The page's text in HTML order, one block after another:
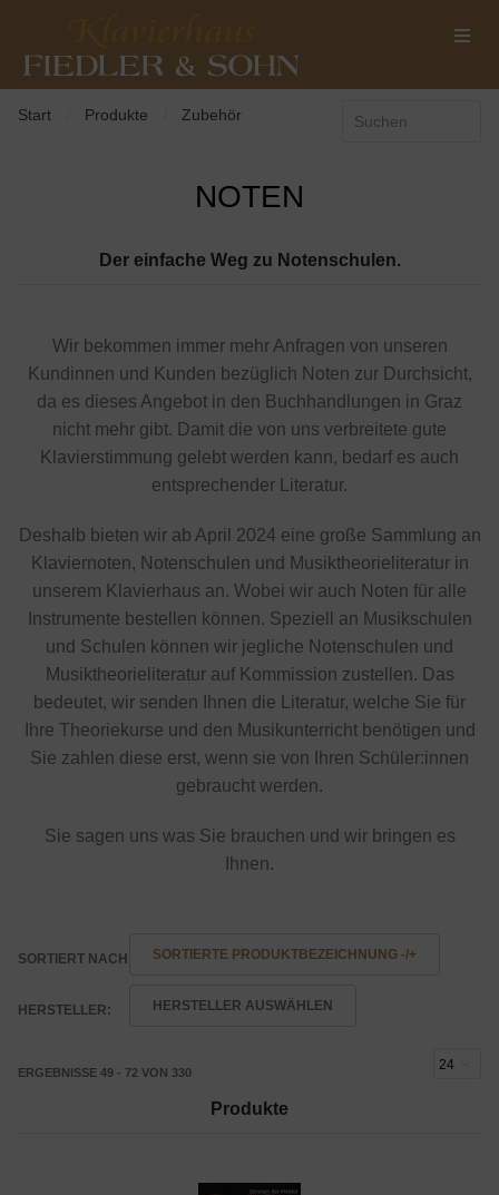
Start Produkte Zubehör
NOTEN
Der einfache Weg zu Notenschulen.
Wir bekommen immer mehr Anfragen von unseren
Kundinnen und Kunden bezüglich Noten zur Durchsicht,
da es dieses Angebot in den Buchhandlungen in Graz
nicht mehr gibt. Damit die von uns verbreitete gute
Klavierstimmung gelebt werden kann, bedarf es auch
entsprechender Literatur.
Deshalb bieten wir ab April 2024 eine große Sammlung an
Klaviernoten, Notenschulen und Musiktheorieliteratur in
unserem Klavierhaus an. Wobei wir auch Noten für alle
Instrumente bestellen können. Speziell an Musikschulen
und Schulen können wir jegliche Notenschulen und
Musiktheorieliteratur auf Kommission zustellen. Das
bedeutet, wir senden Ihnen die Literatur, welche Sie für
Ihre Theoriekurse und den Musikunterricht benötigen und
Sie zahlen diese erst, wenn sie von Ihren Schüler:innen
gebraucht werden.
Sie sagen uns was Sie brauchen und wir bringen es
Ihnen.
SORTIERT NACH SORTIERTE PRODUKTBEZEICHNUNG -/+
HERSTELLER: HERSTELLER AUSWÄHLEN
ERGEBNISSE 49 - 72 VON 330
Produkte